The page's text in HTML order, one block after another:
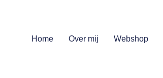
Home Over mij Webshop